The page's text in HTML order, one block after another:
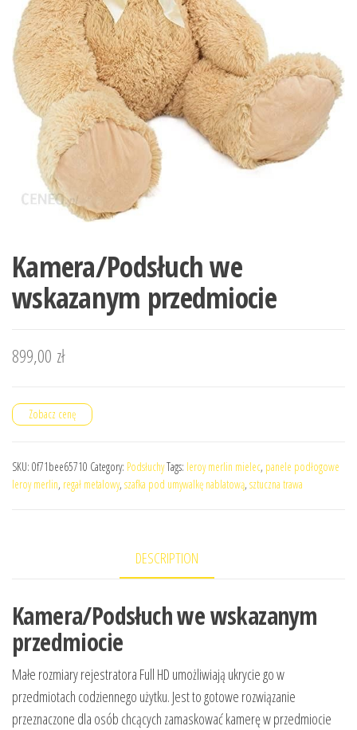
Kamera/Podsłuch we
wskazanym przedmiocie
899,00 zł
Zobacz cenę
SKU: 0f71bee65710 Category: PodsłuchyTags: leroy merlin mielec, panele podłogowe
leroy merlin, regał metalowy, szafka pod umywalkę nablatową, sztuczna trawa
DESCRIPTION
Kamera/Podsłuch we wskazanym
przedmiocie
Małe rozmiary rejestratora Full HD umożliwiają ukrycie go w
przedmiotach codziennego użytku. Jest to gotowe rozwiązanie
przeznaczone dla osób chcących zamaskować kamerę w przedmiocie